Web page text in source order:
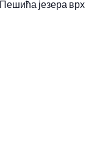
језера врх